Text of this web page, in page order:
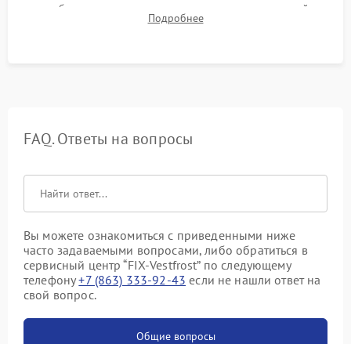
срабатывания термостата при достижении заданной
температуры и тест на отсутствие утечек тока.
Подробнее
FAQ. Ответы на вопросы
Вы можете ознакомиться с приведенными ниже
часто задаваемыми вопросами, либо обратиться в
сервисный центр “FIX-Vestfrost” по следующему
телефону+7 (863) 333-92-43 если не нашли ответ на
свой вопрос.
Общие вопросы